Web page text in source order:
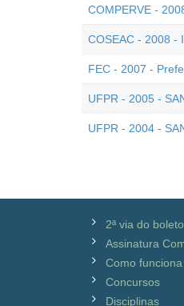
COMPERVE -
COSEAC - 2008 -
FEC - 2007 -
UFPR - 2005 -
UFPR - 2004 -
2ª via do boleto
Assinatura
Como funciona
Concursos
Disciplinas